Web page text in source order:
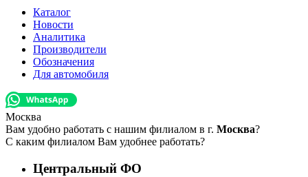
Каталог
Новости
Аналитика
Производители
Обозначения
Для автомобиля
Москва
Вам удобно работать с нашим филиалом в г. Москва?
С каким филиалом Вам удобнее работать?
Центральный ФО